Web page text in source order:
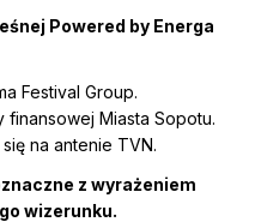
Powered by Energa
Festival Group.
Miasta Sopotu.
na antenie TVN.
z wyrażeniem
wizerunku.